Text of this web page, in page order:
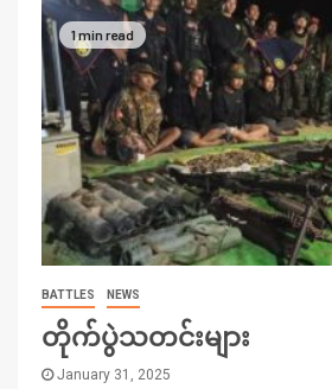
1 min read
BATTLES NEWS
တိုက်ပွဲသတင်းများ
January 31, 2025